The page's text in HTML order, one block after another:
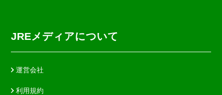
JREメディアについて
運営会社
利用規約